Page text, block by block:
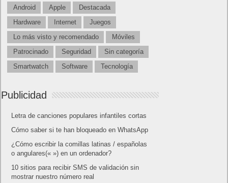
Android Apple
Destacada
Hardware
Internet
Juegos
Lo más visto y recomendado
Móviles
Patrocinado
Seguridad
Sin categoría
Smartwatch
Software Tecnología
Publicidad
Letra de canciones populares infantiles cortas
Cómo saber si te han bloqueado en WhatsApp
¿Cómo escribir la comillas latinas / españolas
o angulares(« ») en un ordenador?
10 sitios para recibir SMS de validación sin
mostrar nuestro número real